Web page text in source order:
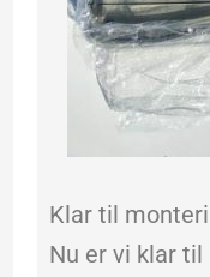
Klar til
Nu er vi klar